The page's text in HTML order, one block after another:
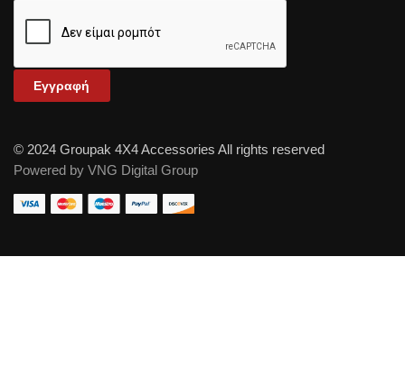
© 2024 Groupak 4X4 Accessories All rights reserved
Powered by VNG Digital Group